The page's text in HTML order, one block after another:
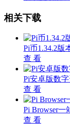
相关下载
Pi币1.34.2版
查 看
Pi安卓版数
查 看
Pi Browser一
查 看